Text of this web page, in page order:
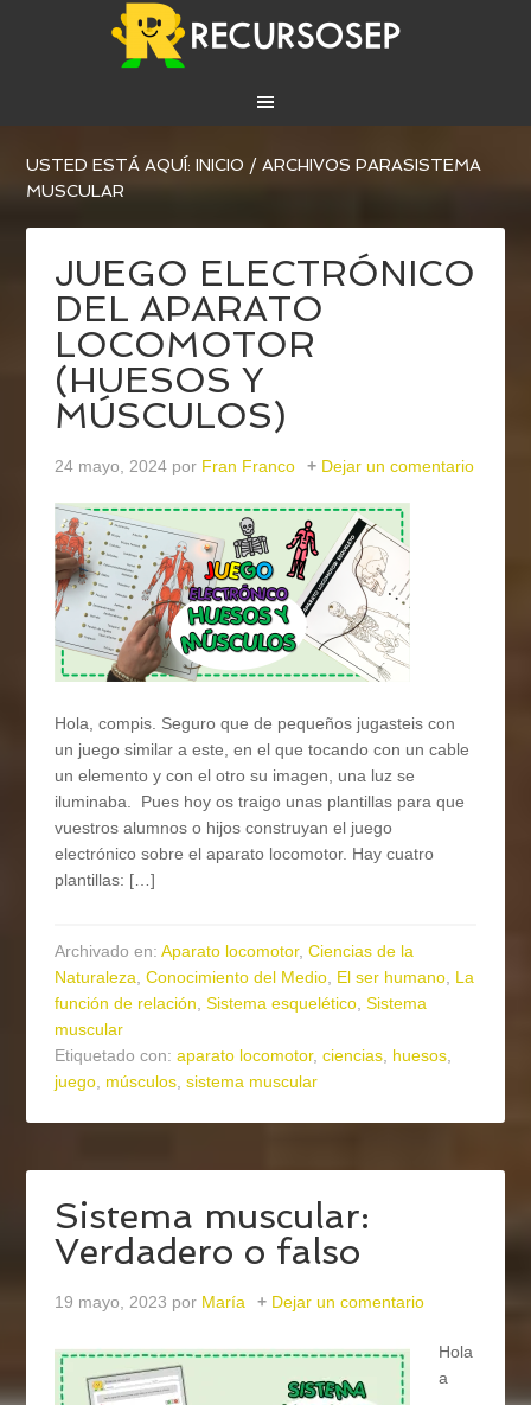
USTED ESTÁ AQUÍ:INICIO / ARCHIVOS PARASISTEMA
MUSCULAR
JUEGO ELECTRÓNICO
DEL APARATO
LOCOMOTOR
(HUESOS Y
MÚSCULOS)
24 mayo, 2024 por Fran Franco Dejar un comentario
Hola, compis. Seguro que de pequeños jugasteis con
un juego similar a este, en el que tocando con un cable
un elemento y con el otro su imagen, una luz se
iluminaba. Pues hoy os traigo unas plantillas para que
vuestros alumnos o hijos construyan el juego
electrónico sobre el aparato locomotor. Hay cuatro
plantillas: […]
Archivado en:Aparato locomotor,Ciencias de la
Naturaleza,Conocimiento del Medio, El ser humano, La
función de relación,Sistema esquelético,Sistema
muscular
Etiquetado con:aparato locomotor,ciencias, huesos,
juego, músculos,sistema muscular
Sistema muscular:
Verdadero o falso
19 mayo, 2023 por María Dejar un comentario
Hola
a